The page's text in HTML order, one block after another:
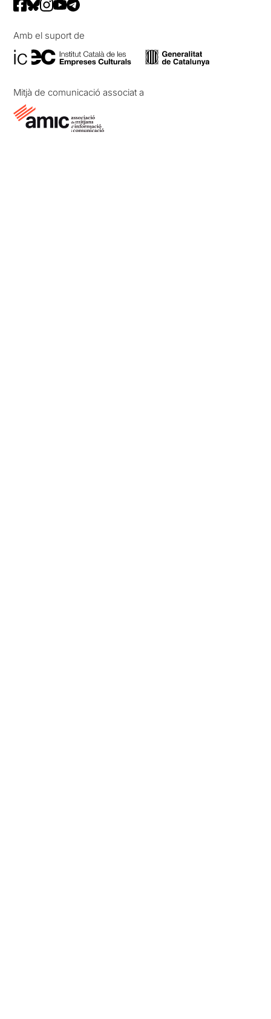
Amb el suport de
Mitjà de comunicació associat a